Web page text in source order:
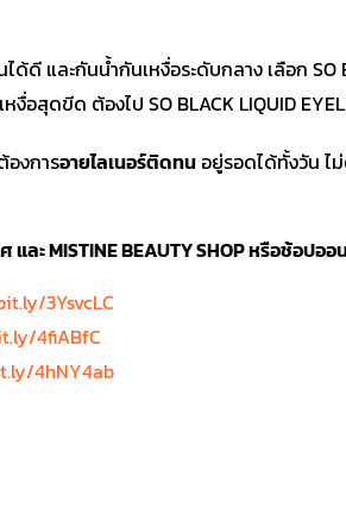
ดี และกันน้ำกันเหงื่อระดับกลาง เลือก SO
สุดขีด ต้องไป SO BLACK LIQUID
องการอายไลเนอร์ติดทน อยู่รอดได้ทั้งวัน ไ
และ MISTINE BEAUTY SHOP หรือช้อปออ
3YsvcLC
4fiABfC
4hNY4ab